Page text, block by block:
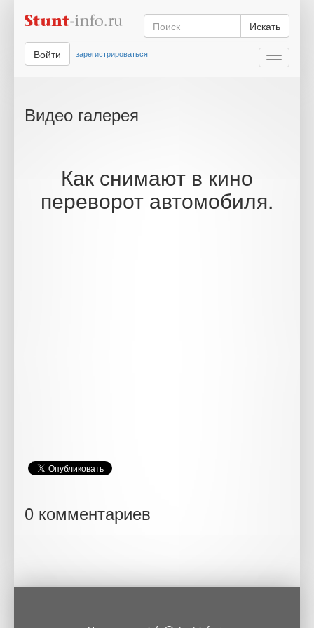
Искать
Toggle
Войти зарегистрироваться
Видео галерея
Как снимают в кино
переворот автомобиля.
0 комментариев